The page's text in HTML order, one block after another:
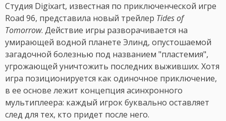
Студия Digixart, известная по приключенческой игре
Road 96, представила новый трейлер Tides of
Tomorrow. Действие игры разворачивается на
умирающей водной планете Элинд, опустошаемой
загадочной болезнью под названием "пластемия",
угрожающей уничтожить последних выживших. Хотя
игра позиционируется как одиночное приключение,
в ее основе лежит концепция асинхронного
мультиплеера: каждый игрок буквально оставляет
след для тех, кто придет после него.